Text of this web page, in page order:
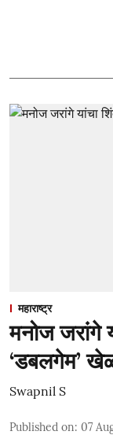
महाराष्ट्र
मनोज जरांगे
‘डबलगेम’
Swapnil S
Published on: 07